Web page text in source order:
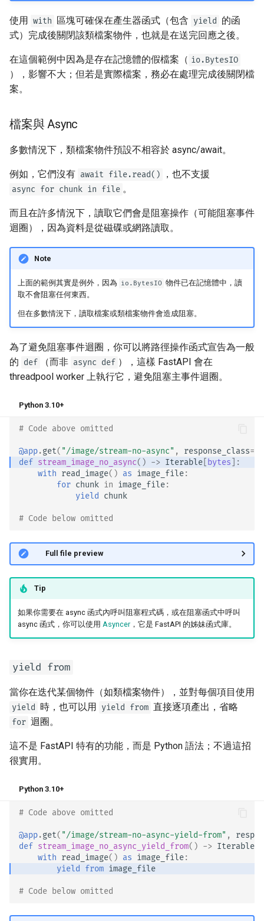
使用 with 區塊可確保在產生器函式（包含 yield
的函
式）完成後關閉該類檔案物件，也就是在送完回應之後。
在這個範例中因為是存在記憶體的假檔案（ io.BytesIO
），影響不大；但若是實際檔案，務必在處理完成後關閉檔
案。
檔案與 Async
多數情況下，類檔案物件預設不相容於 async/await。
例如，它們沒有 await file.read() ，也不支援
async for chunk in file 。
而且在許多情況下，讀取它們會是阻塞操作（可能阻塞事件
迴圈），因為資料是從磁碟或網路讀取。
Note
上面的範例其實是例外，因為 io.BytesIO 物件已在記憶體中，讀
取不會阻塞任何東西。
但在多數情況下，讀取檔案或類檔案物件會造成阻塞。
為了避免阻塞事件迴圈，你可以將路徑操作函式宣告為一般
的 def （而非 async def ），這樣 FastAPI 會在
threadpool worker 上執行它，避免阻塞主事件迴圈。
Python 3.10+
# Code above omitted 👆
@app.get( "/image/stream-no-async" , response_class=
def stream_image_no_async() -> Iterable bytes ]:
with read_image() as image_file:
for chunk in image_file:
yield chunk
# Code below omitted 👇
👀 Full file preview
Tip
如果你需要在 async 函式內呼叫阻塞程式碼，或在阻塞函式中呼叫
async 函式，你可以使用 Asyncer，它是 FastAPI 的姊妹函式庫。
yield from
當你在迭代某個物件（如類檔案物件），並對每個項目使用
yield 時，也可以用 yield from 直接逐項產出，省略
for 迴圈。
這不是 FastAPI 特有的功能，而是 Python 語法；不過這招
很實用。 😎
Python 3.10+
# Code above omitted 👆
@app.get( "/image/stream-no-async-yield-from" ,
def stream_image_no_async_yield_from() -> Iterable
with read_image() as image_file:
yield from image_file
# Code below omitted 👇